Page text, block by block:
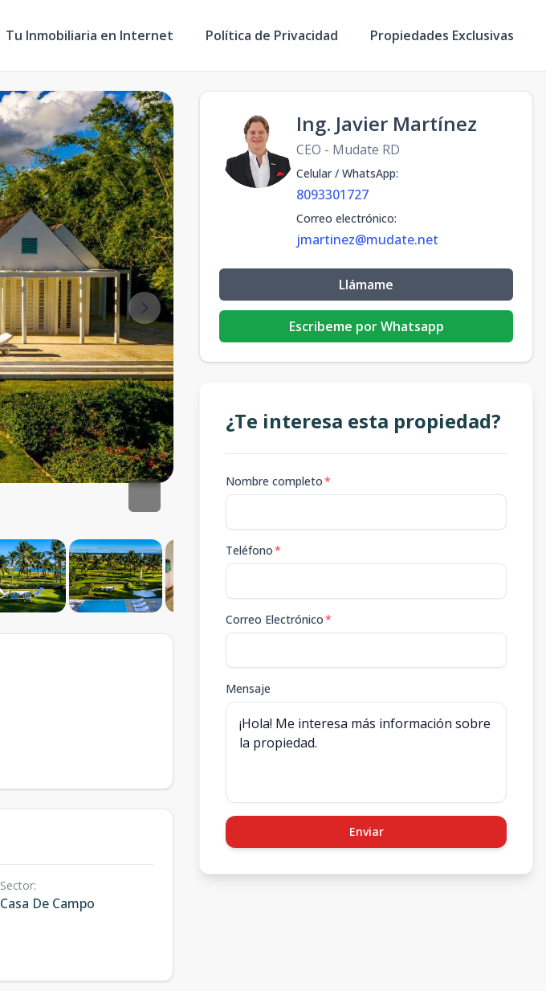
Tu Inmobiliaria en Internet Política de Privacidad Propiedades Exclusivas
Sector:
Casa De Campo
Ing. Javier Martínez
CEO - Mudate RD
Celular / WhatsApp:
8093301727
Correo electrónico:
jmartinez@mudate.net
Llámame
Escribeme por Whatsapp
¿Te interesa esta propiedad?
Nombre completo*
Teléfono*
Correo Electrónico*
Mensaje
Enviar